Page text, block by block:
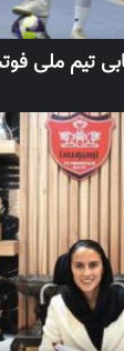
تیم ملی